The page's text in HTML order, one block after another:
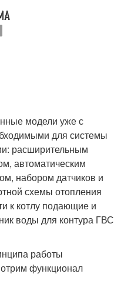
модели уже с
для системы
расширительным
автоматическим
набором датчиков и
схемы отопления
к котлу подающие и
воды для контура ГВС
работы
функционал